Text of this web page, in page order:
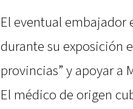
El eventual
durante su exposición
provincias” y apoyar a
El médico de origen